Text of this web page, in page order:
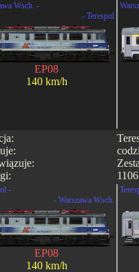
Wsch. -
- Terespol
EP08
140 km/h
-
- Warszawa Wsch.
EP08
140 km/h